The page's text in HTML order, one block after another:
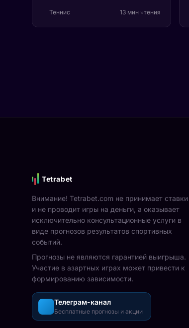
Теннис 13 мин чтения
Tetrabet
Внимание! Tetrabet.com не принимает ставки
и не проводит игры на деньги, а оказывает
исключительно консультационные услуги в
виде прогнозов результатов спортивных
событий.
Прогнозы не являются гарантией выигрыша.
Участие в азартных играх может привести к
формированию зависимости.
Телеграм-канал
Бесплатные прогнозы и акции